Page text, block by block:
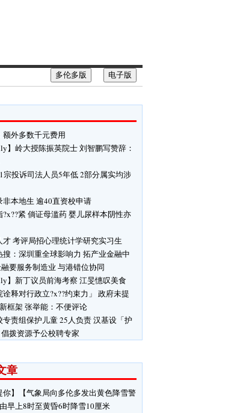
电子版
多伦多版
额外多数千元费用
】岭大授陈振英院士 刘智鹏写赞辞：
宗投诉司法人员5年低 2部分属实均涉
非本地生 逾40直资校申请
?x??紧 倘证母滥药 婴儿尿样本阴性亦
才 考评局招心理统计学研究实习生
搜：深圳重全球影响力 拓产业金融中
要服务制造业 与港错位协同
】新丁议员前海考察 江旻憓叹美食
诠释对行政立?x??约束力」 政府未提
框架 张举能：不便评论
专责组保护儿童 25人负责 汉基设「护
拨资源予公校聘专家
章
你】【气象局向多伦多发出黄色降雪警
早上8时至黄昏6时降雪10厘米